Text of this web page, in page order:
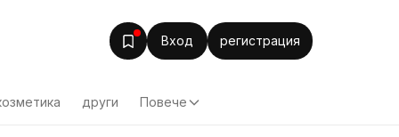
Вход регистрация
други Повече